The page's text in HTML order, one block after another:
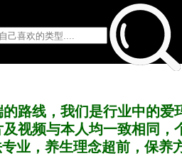
路线，我们是行业中的
视频与本人均一致相同
业，养生理念超前，保养